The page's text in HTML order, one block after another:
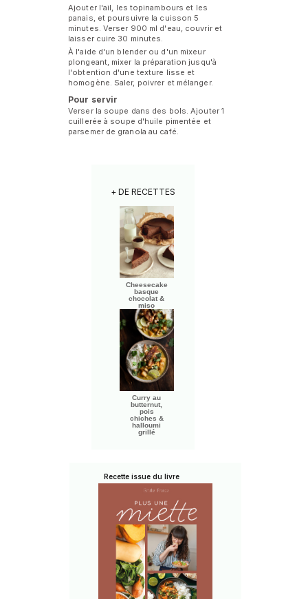
Ajouter l'ail, les topinambours et les
panais, et poursuivre la cuisson 5
minutes. Verser 900 ml d'eau, couvrir et
laisser cuire 30 minutes.
À l'aide d'un blender ou d'un mixeur
plongeant, mixer la préparation jusqu'à
l'obtention d'une texture lisse et
homogène. Saler, poivrer et mélanger.
Pour servir
Verser la soupe dans des bols. Ajouter 1
cuillerée à soupe d'huile pimentée et
parsemer de granola au café.
+ DE RECETTES
Cheesecake
basque
chocolat &
miso
Curry au
butternut,
pois
chiches &
halloumi
grillé
Recette issue du livre